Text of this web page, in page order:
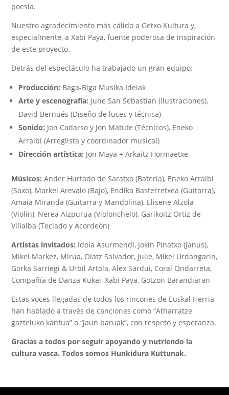
poesía.
Nuestro agradecimiento más cálido a Getxo Kultura y,
especialmente, a Xabi Paya, fuente poderosa de inspiración
de este proyecto.
Detrás del espectáculo ha trabajado un gran equipo:
Producción: Baga-Biga Musika Ideiak
Arte y escenografía: June San Sebastian (Ilustraciones),
David Bernués (Diseño de luces y técnica)
Sonido: Jon Cadarso y Jon Matute (Técnicos), Eneko
Arraibi (Arreglista y coordinador musical)
Dirección artística: Jon Maya + Arkaitz Hormaetxe
Músicos: Ander Hurtado de Saratxo (Batería), Eneko Arraibi
(Saxo), Markel Arevalo (Bajo), Endika Basterretxea (Guitarra),
Amaia Miranda (Guitarra y Mandolina), Elisene Alzola
(Violín), Nerea Aizpurua (Violonchelo), Garikoitz Ortiz de
Villalba (Teclado y Acordeón)
Artistas invitados: Idoia Asurmendi, Jokin Pinatxo (Janus),
Mikel Markez, Mirua, Olatz Salvador, Julie, Mikel Urdangarin,
Gorka Sarriegi & Urbil Artola, Alex Sardui, Coral Ondarreta,
Compañía de Danza Kukai, Xabi Paya, Gotzon Barandiaran
Estas voces llegadas de todos los rincones de Euskal Herria
han hablado a través de canciones como “Atharratze
gazteluko kantua” o “Jaun baruak”, con respeto y esperanza.
Gracias a todos por seguir apoyando y nutriendo la
cultura vasca. Todos somos Hunkidura Kuttunak.